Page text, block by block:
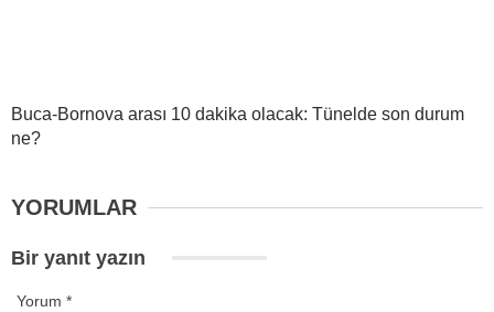
Buca-Bornova arası 10 dakika olacak: Tünelde son durum
ne?
YORUMLAR
Bir yanıt yazın
Yorum *